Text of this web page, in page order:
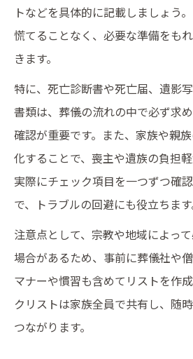
トなどを具体的に記載しましょう
慌てることなく、必要な準備をも
きます。
特に、死亡診断書や死亡届、遺影
書類は、葬儀の流れの中で必ず求
確認が重要です。また、家族や親
化することで、喪主や遺族の負担軽
実際にチェック項目を一つずつ確
で、トラブルの回避にも役立ちます
注意点として、宗教や地域によっ
場合があるため、事前に葬儀社や
マナーや慣習も含めてリストを作
クリストは家族全員で共有し、随
つながります。